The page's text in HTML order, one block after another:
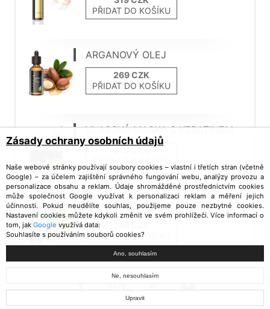
PŘIDAT DO KOŠÍKU
ARGANOVÝ OLEJ
PŘIDAT DO KOŠÍKU
VLASOVÁ MASKA S KERATINEM
MANDLOVÝ OLEJ
PŘIDAT DO KOŠÍKU
Zásady ochrany osobních údajů
Naše webové stránky používají soubory cookies – vlastní i třetích stran (včetně
Google) – za účelem zajištění správného fungování webu, analýzy provozu a
personalizace obsahu a reklam. Údaje shromážděné prostřednictvím cookies
může společnost Google využívat k personalizaci reklam a měření jejich
účinnosti. Pokud neudělíte souhlas, použijeme pouze nezbytné cookies.
Nastavení cookies můžete kdykoli změnit ve svém prohlížeči. Více informací o
tom, jak Google využívá data:
Souhlasíte s používáním souborů cookies?
Ano, souhlasím
Ne, nesouhlasím
Upravit